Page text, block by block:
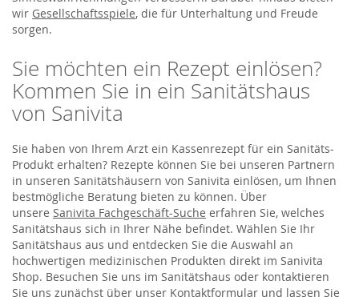
wir Gesellschaftsspiele, die für Unterhaltung und Freude
sorgen.
Sie möchten ein Rezept einlösen?
Kommen Sie in ein Sanitätshaus
von Sanivita
Sie haben von Ihrem Arzt ein Kassenrezept für ein Sanitäts-
Produkt erhalten? Rezepte können Sie bei unseren Partnern
in unseren Sanitätshäusern von Sanivita einlösen, um Ihnen
bestmögliche Beratung bieten zu können. Über
unsere Sanivita Fachgeschäft-Suche erfahren Sie, welches
Sanitätshaus sich in Ihrer Nähe befindet. Wählen Sie Ihr
Sanitätshaus aus und entdecken Sie die Auswahl an
hochwertigen medizinischen Produkten direkt im Sanivita
Shop. Besuchen Sie uns im Sanitätshaus oder kontaktieren
Sie uns zunächst über unser Kontaktformular und lassen Sie